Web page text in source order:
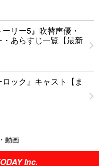
ーリー5』吹替声優・
あらすじ一覧【最新
ック』キャスト【ま
動画
Inc.